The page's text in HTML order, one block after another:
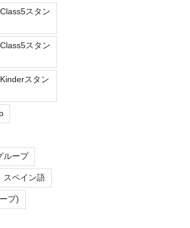
スタン
スタン
スタン
ループ
スペイン語
プ)